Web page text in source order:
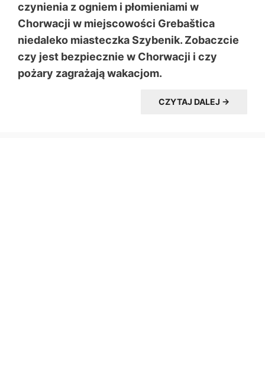
czynienia z ogniem i płomieniami w
Chorwacji w miejscowości Grebaštica
niedaleko miasteczka Szybenik. Zobaczcie
czy jest bezpiecznie w Chorwacji i czy
pożary zagrażają wakacjom.
CZYTAJ DALEJ →